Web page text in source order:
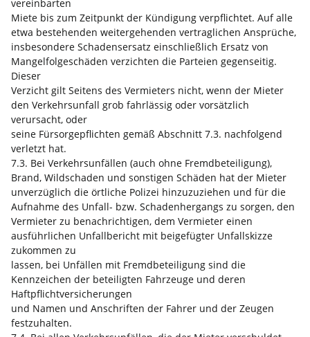
vereinbarten
Miete bis zum Zeitpunkt der Kündigung verpflichtet. Auf alle
etwa bestehenden weitergehenden vertraglichen Ansprüche,
insbesondere Schadensersatz einschließlich Ersatz von
Mangelfolgeschäden verzichten die Parteien gegenseitig.
Dieser
Verzicht gilt Seitens des Vermieters nicht, wenn der Mieter
den Verkehrsunfall grob fahrlässig oder vorsätzlich
verursacht, oder
seine Fürsorgepflichten gemäß Abschnitt 7.3. nachfolgend
verletzt hat.
7.3. Bei Verkehrsunfällen (auch ohne Fremdbeteiligung),
Brand, Wildschaden und sonstigen Schäden hat der Mieter
unverzüglich die örtliche Polizei hinzuzuziehen und für die
Aufnahme des Unfall- bzw. Schadenhergangs zu sorgen, den
Vermieter zu benachrichtigen, dem Vermieter einen
ausführlichen Unfallbericht mit beigefügter Unfallskizze
zukommen zu
lassen, bei Unfällen mit Fremdbeteiligung sind die
Kennzeichen der beteiligten Fahrzeuge und deren
Haftpflichtversicherungen
und Namen und Anschriften der Fahrer und der Zeugen
festzuhalten.